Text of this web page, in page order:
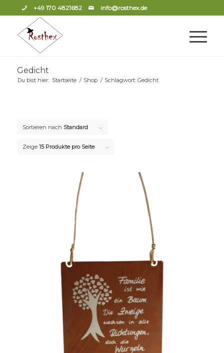
+49 170 4821682 info@rosthex.de
Gedicht
Du bist hier: Startseite / Shop / Schlagwort: Gedicht
Sortieren nach Standard
Zeige 15 Produkte pro Seite